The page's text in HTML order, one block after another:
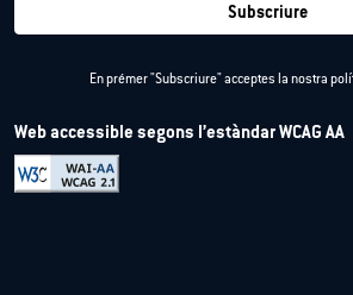
Subscriure
En prémer "Subscriure" acceptes la nostra
Web accessible segons l’estàndar WCAG AA